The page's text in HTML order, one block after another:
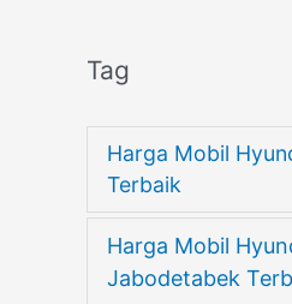
Tag
Harga Mobil
Terbaik
Harga Mobil
Jabodetabek